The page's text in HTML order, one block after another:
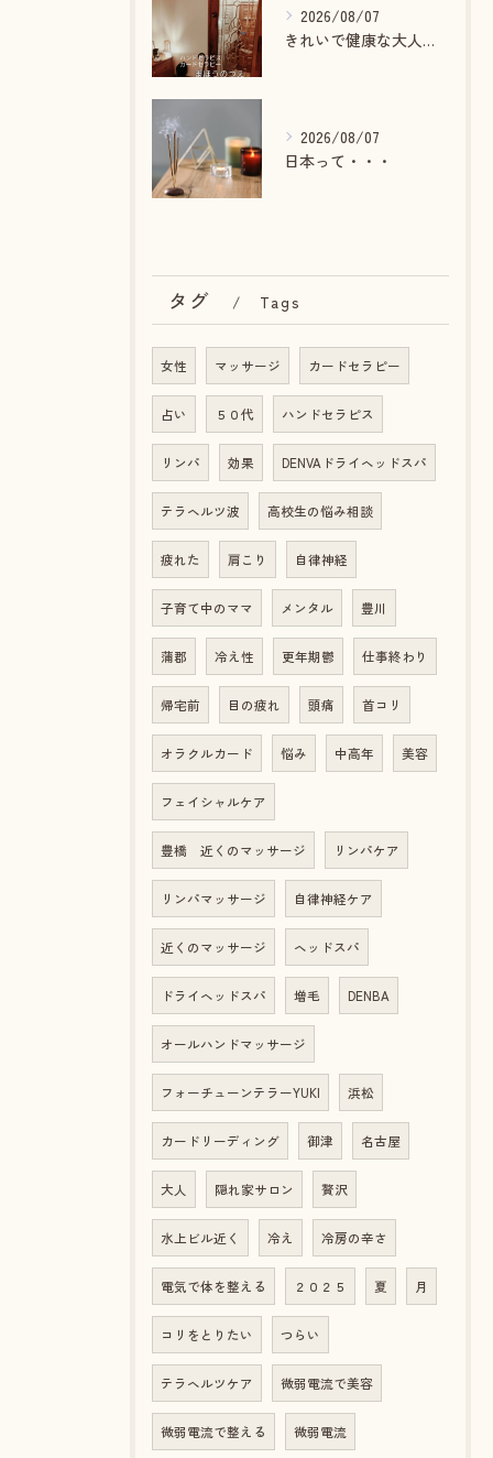
2026/08/07
きれいで健康な大人でありたい貴方へ🪄
2026/08/07
日本って・・・
タグ Tags
女性 マッサージ カードセラピー
占い ５０代 ハンドセラピス
リンパ 効果 DENVAドライヘッドスパ
テラヘルツ波 高校生の悩み相談
疲れた 肩こり 自律神経
子育て中のママ メンタル 豊川
蒲郡 冷え性 更年期鬱 仕事終わり
帰宅前 目の疲れ 頭痛 首コリ
オラクルカード 悩み 中高年 美容
フェイシャルケア
豊橋 近くのマッサージ リンパケア
リンパマッサージ 自律神経ケア
近くのマッサージ ヘッドスパ
ドライヘッドスパ 増毛 DENBA
オールハンドマッサージ
フォーチューンテラーYUKI 浜松
カードリーディング 御津 名古屋
大人 隠れ家サロン 贅沢
水上ビル近く 冷え 冷房の辛さ
電気で体を整える ２０２５ 夏 月
コリをとりたい つらい
テラヘルツケア 微弱電流で美容
微弱電流で整える 微弱電流